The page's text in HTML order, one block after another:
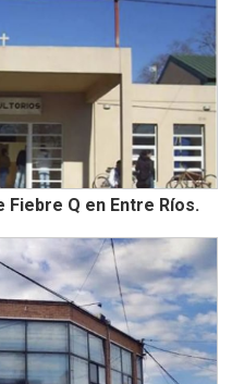
Q en Entre Ríos.